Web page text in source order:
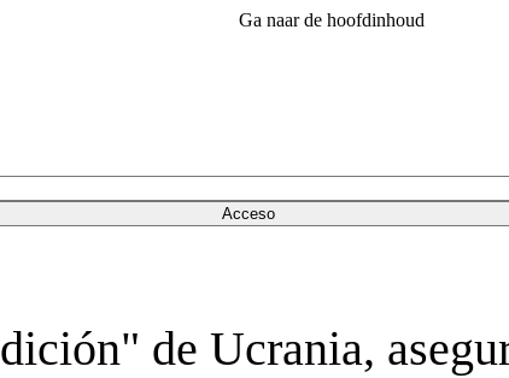
Ga naar de hoofdinhoud
Acceso
de Ucrania,